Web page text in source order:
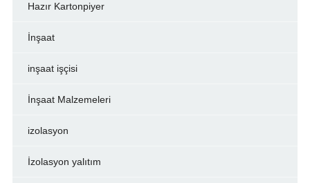
Hazır Kartonpiyer
İnşaat
inşaat işçisi
İnşaat Malzemeleri
izolasyon
İzolasyon yalıtım